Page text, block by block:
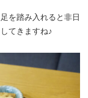
を踏み入れると非日
てきますね♪